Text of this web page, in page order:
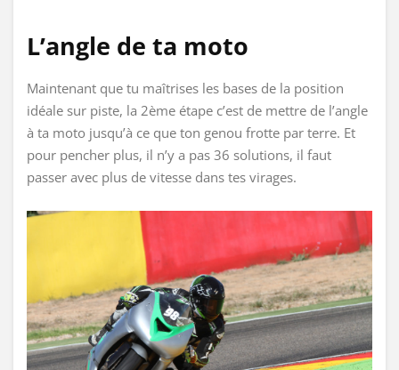
L’angle de ta moto
Maintenant que tu maîtrises les bases de la position
idéale sur piste, la 2ème étape c’est de mettre de l’angle
à ta moto jusqu’à ce que ton genou frotte par terre. Et
pour pencher plus, il n’y a pas 36 solutions, il faut
passer avec plus de vitesse dans tes virages.